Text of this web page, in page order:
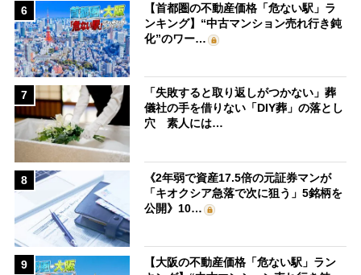
6
【首都圏の不動産価格「危ない駅」ラ
ンキング】“中古マンション売れ行き鈍
化”のワー…
7
「失敗すると取り返しがつかない」葬
儀社の手を借りない「DIY葬」の落とし
穴 素人には…
8
《2年弱で資産17.5倍の元証券マンが
「キオクシア急落で次に狙う」5銘柄を
公開》10…
9
【大阪の不動産価格「危ない駅」ラン